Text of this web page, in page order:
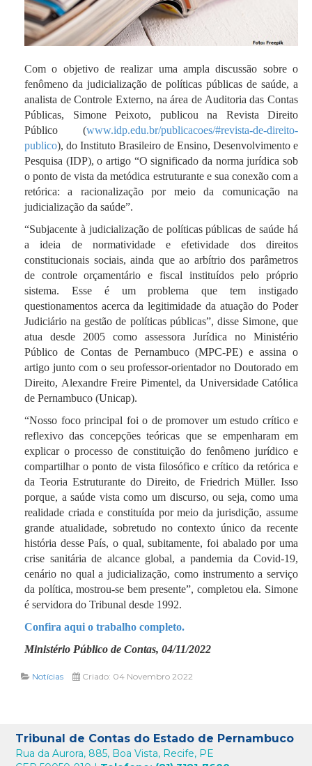
Com o objetivo de realizar uma ampla discussão sobre o
fenômeno da judicialização de políticas públicas de saúde, a
analista de Controle Externo, na área de Auditoria das Contas
Públicas, Simone Peixoto, publicou na Revista Direito
Público (www.idp.edu.br/publicacoes/#revista-de-direito-
publico), do Instituto Brasileiro de Ensino, Desenvolvimento e
Pesquisa (IDP), o artigo “O significado da norma jurídica sob
o ponto de vista da metódica estruturante e sua conexão com a
retórica: a racionalização por meio da comunicação na
judicialização da saúde”.
“Subjacente à judicialização de políticas públicas de saúde há
a ideia de normatividade e efetividade dos direitos
constitucionais sociais, ainda que ao arbítrio dos parâmetros
de controle orçamentário e fiscal instituídos pelo próprio
sistema. Esse é um problema que tem instigado
questionamentos acerca da legitimidade da atuação do Poder
Judiciário na gestão de políticas públicas”, disse Simone, que
atua desde 2005 como assessora Jurídica no Ministério
Público de Contas de Pernambuco (MPC-PE) e assina o
artigo junto com o seu professor-orientador no Doutorado em
Direito, Alexandre Freire Pimentel, da Universidade Católica
de Pernambuco (Unicap).
“Nosso foco principal foi o de promover um estudo crítico e
reflexivo das concepções teóricas que se empenharam em
explicar o processo de constituição do fenômeno jurídico e
compartilhar o ponto de vista filosófico e crítico da retórica e
da Teoria Estruturante do Direito, de Friedrich Müller. Isso
porque, a saúde vista como um discurso, ou seja, como uma
realidade criada e constituída por meio da jurisdição, assume
grande atualidade, sobretudo no contexto único da recente
história desse País, o qual, subitamente, foi abalado por uma
crise sanitária de alcance global, a pandemia da Covid-19,
cenário no qual a judicialização, como instrumento a serviço
da política, mostrou-se bem presente”, completou ela. Simone
é servidora do Tribunal desde 1992.
Confira aqui o trabalho completo.
Ministério Público de Contas, 04/11/2022
Notícias Criado: 04 Novembro 2022
Tribunal de Contas do Estado de Pernambuco
Rua da Aurora, 885, Boa Vista, Recife, PE